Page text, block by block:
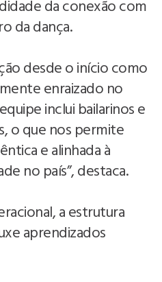
da conexão com
da dança.
desde o início como
enraizado no
inclui bailarinos e
o que nos permite
e alinhada à
no país”, destaca.
a estrutura
aprendizados